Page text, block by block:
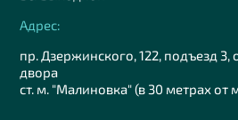
Адрес:
пр. Дзержинского, 122, подъезд 3,
двора
ст. м. "Малиновка" (в 30 метрах от